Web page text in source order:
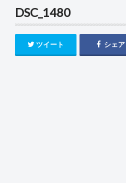
DSC_1480
ツイート シェア